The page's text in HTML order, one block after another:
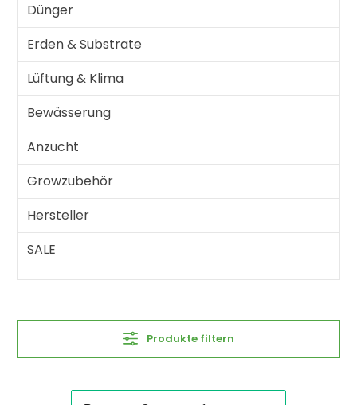
Dünger
Erden & Substrate
Lüftung & Klima
Bewässerung
Anzucht
Growzubehör
Hersteller
SALE
Produkte filtern